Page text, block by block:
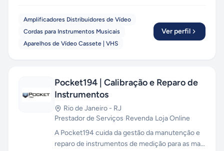
Amplificadores Distribuidores de Vídeo
Cordas para Instrumentos Musicais
Aparelhos de Vídeo Cassete | VHS
Ver perfil
Pocket194 | Calibração e Reparo de
Instrumentos
Rio de Janeiro - RJ
Prestador de Serviços·Revenda·Loja Online
A Pocket194 cuida da gestão da manutenção e
reparo de instrumentos de medição para as mais